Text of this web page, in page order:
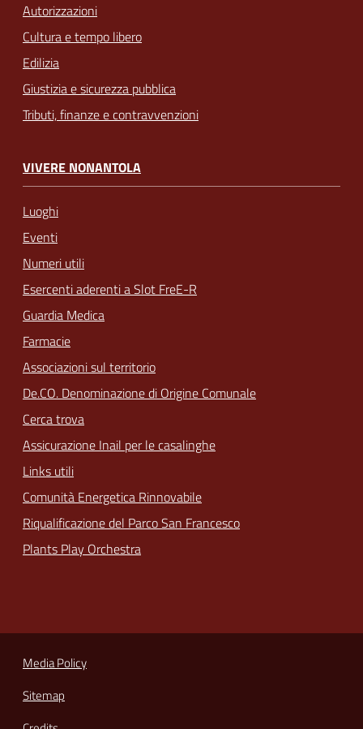
Autorizzazioni
Cultura e tempo libero
Edilizia
Giustizia e sicurezza pubblica
Tributi, finanze e contravvenzioni
VIVERE NONANTOLA
Luoghi
Eventi
Numeri utili
Esercenti aderenti a Slot FreE-R
Guardia Medica
Farmacie
Associazioni sul territorio
De.CO. Denominazione di Origine Comunale
Cerca trova
Assicurazione Inail per le casalinghe
Links utili
Comunità Energetica Rinnovabile
Riqualificazione del Parco San Francesco
Plants Play Orchestra
Media Policy
Sitemap